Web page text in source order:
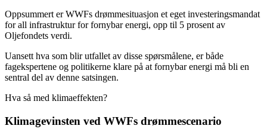
Oppsummert er WWFs drømmesituasjon et eget investeringsmandat
for all infrastruktur for fornybar energi, opp til 5 prosent av
Oljefondets verdi.
Uansett hva som blir utfallet av disse spørsmålene, er både
fagekspertene og politikerne klare på at fornybar energi må bli en
sentral del av denne satsingen.
Hva så med klimaeffekten?
Klimagevinsten ved WWFs drømmescenario